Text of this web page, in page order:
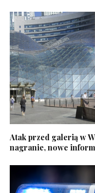
Atak przed galerią w
nagranie, nowe